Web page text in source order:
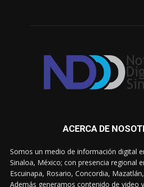
ACERCA DE
Somos un medio de información digital
Sinaloa, México; con presencia regional
Escuinapa, Rosario, Concordia,
Además generamos contenido de video